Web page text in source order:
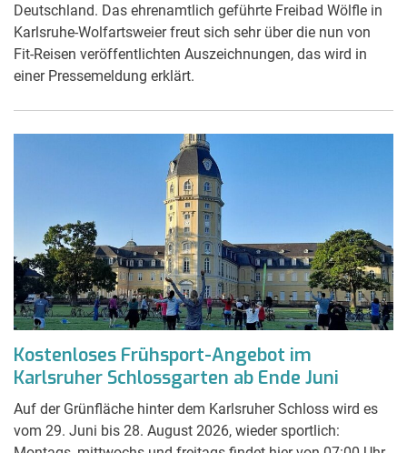
Deutschland. Das ehrenamtlich geführte Freibad Wölfle in
Karlsruhe-Wolfartsweier freut sich sehr über die nun von
Fit-Reisen veröffentlichten Auszeichnungen, das wird in
einer Pressemeldung erklärt.
Kostenloses Frühsport-Angebot im
Karlsruher Schlossgarten ab Ende Juni
Auf der Grünfläche hinter dem Karlsruher Schloss wird es
vom 29. Juni bis 28. August 2026, wieder sportlich: